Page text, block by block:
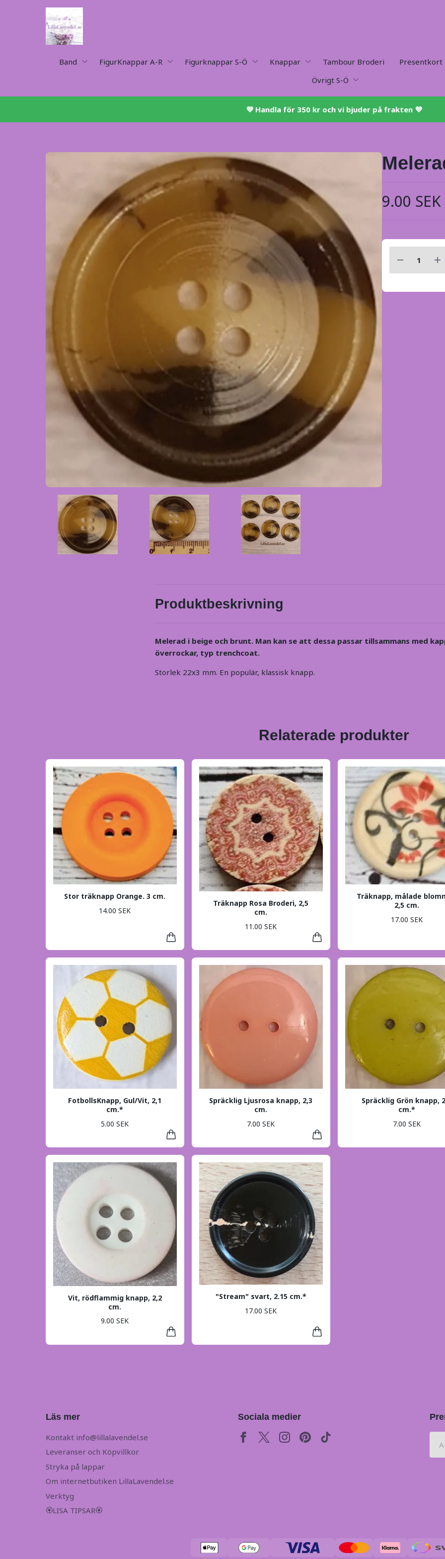
Band FigurKnappar A-R Figurknappar S-Ö Knappar Tambour Broderi Presentkort
Övrigt S-Ö
💜 ​Handla för 350 kr och vi bjuder på frakten 💜​
9.00 SEK
Produktbeskrivning
Melerad i beige och brunt. Man kan se att dessa passar tillsammans med
överrockar, typ trenchcoat.
Storlek 22x3 mm. En populär, klassisk knapp.
Relaterade produkter
Stor träknapp Orange. 3 cm.
14.00 SEK
Träknapp Rosa Broderi, 2,5
cm.
11.00 SEK
Träknapp, målade
2,5 cm.
17.00 SEK
FotbollsKnapp, Gul/Vit, 2,1
cm.*
5.00 SEK
Spräcklig Ljusrosa knapp, 2,3
cm.
7.00 SEK
Spräcklig Grön knapp,
cm.*
7.00 SEK
Vit, rödflammig knapp, 2,2
cm.
9.00 SEK
"Stream" svart, 2.15 cm.*
17.00 SEK
Läs mer
Kontakt info@lillalavendel.se
Leveranser och Köpvillkor
Stryka på lappar
Om internetbutiken LillaLavendel.se
Verktyg
🏵LISA TIPSAR🏵
Sociala medier